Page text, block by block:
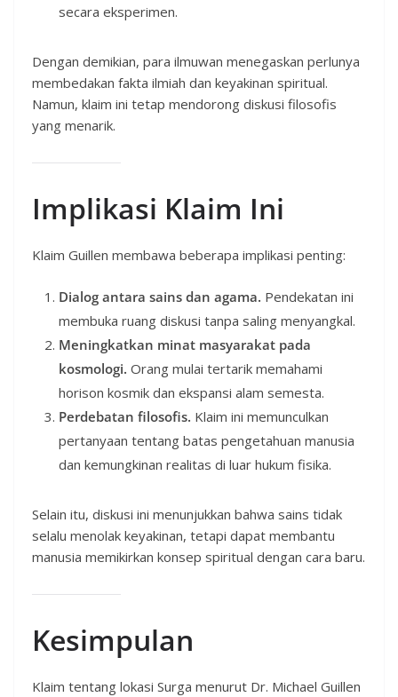
secara eksperimen.
Dengan demikian, para ilmuwan menegaskan perlunya
membedakan fakta ilmiah dan keyakinan spiritual.
Namun, klaim ini tetap mendorong diskusi filosofis
yang menarik.
Implikasi Klaim Ini
Klaim Guillen membawa beberapa implikasi penting:
Dialog antara sains dan agama. Pendekatan ini
membuka ruang diskusi tanpa saling menyangkal.
Meningkatkan minat masyarakat pada
kosmologi. Orang mulai tertarik memahami
horison kosmik dan ekspansi alam semesta.
Perdebatan filosofis. Klaim ini memunculkan
pertanyaan tentang batas pengetahuan manusia
dan kemungkinan realitas di luar hukum fisika.
Selain itu, diskusi ini menunjukkan bahwa sains tidak
selalu menolak keyakinan, tetapi dapat membantu
manusia memikirkan konsep spiritual dengan cara baru.
Kesimpulan
Klaim tentang lokasi Surga menurut Dr. Michael Guillen